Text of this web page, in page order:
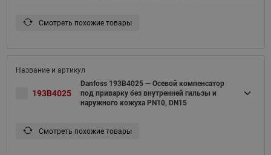
Смотреть похожие товары
193B4025
Danfoss 193B4025 — Осевой компенсатор
под приварку без внутренней гильзы и
наружного кожуха PN10, DN15
Смотреть похожие товары